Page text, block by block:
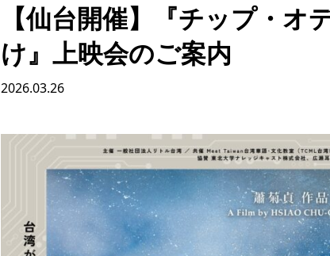
【仙台開催】『チップ・オ
け』上映会のご案内
2026.03.26